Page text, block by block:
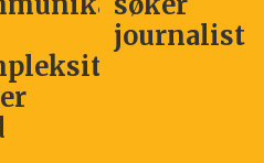
journalist